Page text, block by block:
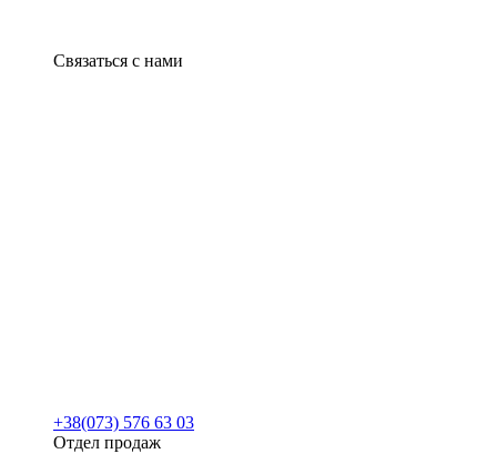
Связаться с нами
+38(073) 576 63 03
Отдел продаж